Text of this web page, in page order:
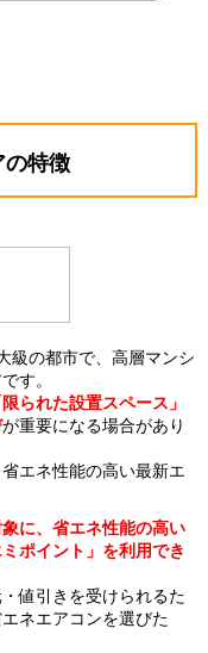
の特徴
級の都市で、高層マンシ
す。
限られた設置スペース」
が重要になる場合があり
エネ性能の高い最新エ
に、省エネ性能の高い
ポイント」を利用でき
値引きを受けられるた
ネエアコンを選びた